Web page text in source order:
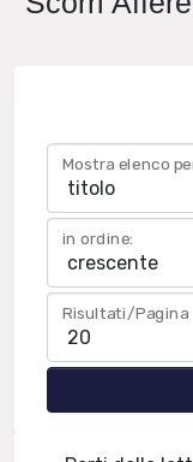
Mostra elenco
in ordine:
Risultati/Pagina